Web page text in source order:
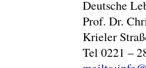
Deutsche
Prof. Dr.
Krieler
Tel 0221 –